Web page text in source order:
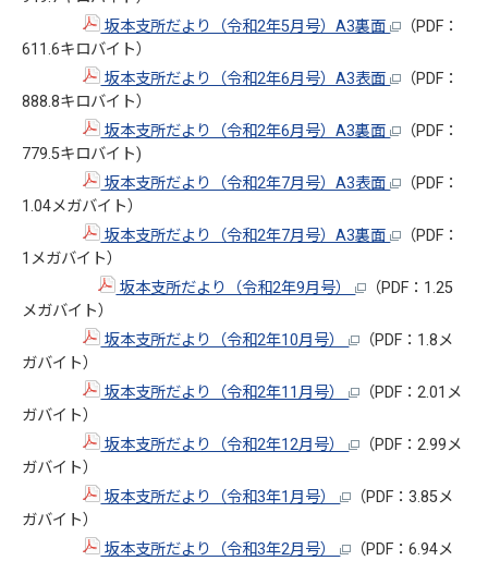
坂本支所だより（令和2年5月号）A3裏面
（PDF：
611.6キロバイト）
坂本支所だより（令和2年6月号）A3表面
（PDF：
888.8キロバイト）
坂本支所だより（令和2年6月号）A3裏面
（PDF：
779.5キロバイト)
坂本支所だより（令和2年7月号）A3表面
（PDF：
1.04メガバイト）
坂本支所だより（令和2年7月号）A3裏面
（PDF：
1メガバイト）
坂本支所だより（令和2年9月号）
（PDF：1.25
メガバイト）
坂本支所だより（令和2年10月号）
（PDF：1.8メ
ガバイト）
坂本支所だより（令和2年11月号）
（PDF：2.01メ
ガバイト）
坂本支所だより（令和2年12月号）
（PDF：2.99メ
ガバイト）
坂本支所だより（令和3年1月号）
（PDF：3.85メ
ガバイト）
坂本支所だより（令和3年2月号）
（PDF：6.94メ